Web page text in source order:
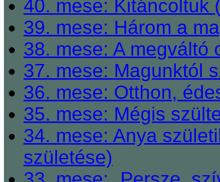
40. mese: Kitáncoltuk
39. mese: Három a
38. mese: A megváltó
37. mese: Magunktól
36. mese: Otthon,
35. mese: Mégis
34. mese: Anya
születése)